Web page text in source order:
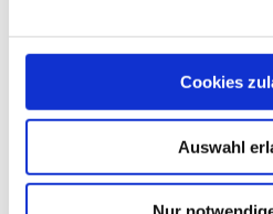
Cookies
Auswahl